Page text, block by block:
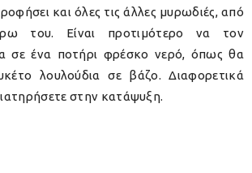
και όλες τις άλλες μυρωδιές, από
του. Είναι προτιμότερο να τον
σε ένα ποτήρι φρέσκο νερό, όπως θα
λουλούδια σε βάζο. Διαφορετικά
στην κατάψυξη.